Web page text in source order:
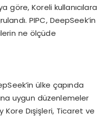
göre, Koreli kullanıcılara
PIPC, DeepSeek’in
ne ölçüde
ülke çapında
uygun düzenlemeler
Kore Dışişleri, Ticaret ve